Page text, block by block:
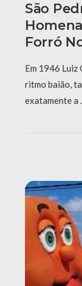
São
Forró
Em 1946 Luiz
ritmo baião,
exatamente a